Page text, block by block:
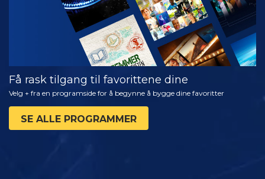
Få rask tilgang til favorittene dine
Velg + fra en programside for å begynne å bygge dine favoritter
SE ALLE PROGRAMMER